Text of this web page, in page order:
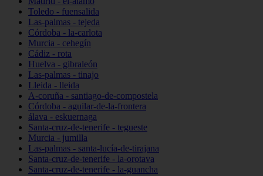
Toledo - fuensalida
Las-palmas - tejeda
Córdoba - la-carlota
Murcia - cehegín
Cádiz - rota
Huelva - gibraleón
Las-palmas - tinajo
Lleida - lleida
A-coruña - santiago-de-compostela
Córdoba - aguilar-de-la-frontera
álava - eskuernaga
Santa-cruz-de-tenerife - tegueste
Murcia - jumilla
Las-palmas - santa-lucía-de-tirajana
Santa-cruz-de-tenerife - la-orotava
Santa-cruz-de-tenerife - la-guancha